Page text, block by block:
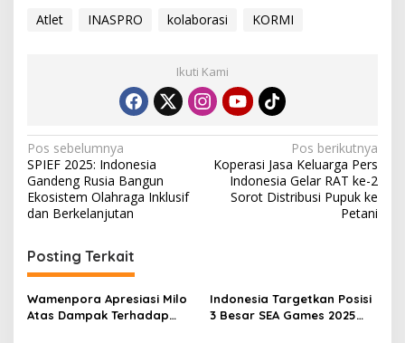
Atlet INASPRO kolaborasi KORMI
Ikuti Kami
Navigasi
pos
Pos sebelumnya
SPIEF 2025: Indonesia
Gandeng Rusia Bangun
Ekosistem Olahraga Inklusif
dan Berkelanjutan
Pos berikutnya
Koperasi Jasa Keluarga Pers
Indonesia Gelar RAT ke-2
Sorot Distribusi Pupuk ke
Petani
Posting Terkait
Wamenpora Apresiasi Milo
Atas Dampak Terhadap
Indonesia Targetkan Posisi
3 Besar SEA Games 2025